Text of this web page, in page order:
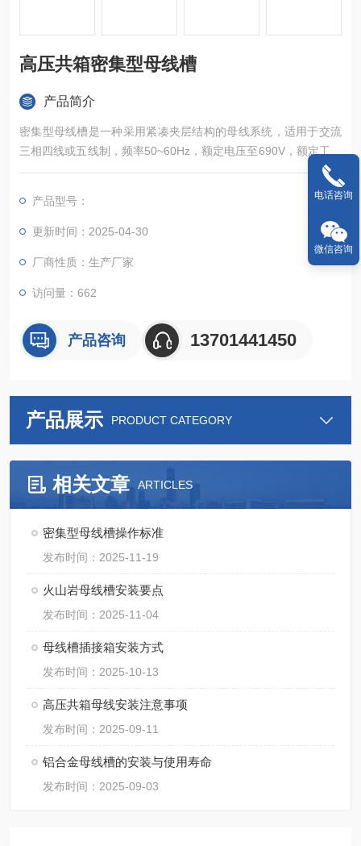
高压共箱密集型母线槽
产品简介
密集型母线槽是一种采用紧凑夹层结构的母线系统，适用于交流
三相四线或五线制，频率50~60Hz，额定电压至690V，额定工作
电流覆盖250~5000A的供配电系统。其主要作为工矿企业、高层
产品型号：
更新时间：2025-04-30
厂商性质：生产厂家
访问量：662
产品咨询 13701441450
产品展示 PRODUCT CATEGORY
相关文章 ARTICLES
密集型母线槽操作标准
发布时间：2025-11-19
火山岩母线槽安装要点
发布时间：2025-11-04
母线槽插接箱安装方式
发布时间：2025-10-13
高压共箱母线安装注意事项
发布时间：2025-09-11
铝合金母线槽的安装与使用寿命
发布时间：2025-09-03
电话咨询
微信咨询